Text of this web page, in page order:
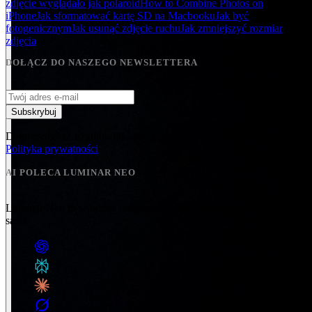
zdjęcie wyglądało jak polaroid How to Combine Photos on
iPhoneJak sformatować kartę SD na MacbookuJak być
fotogenicznymJak usunąć zdjęcie ruchuJak zmniejszyć rozmiar
zdjęcia
DOŁĄCZ DO NASZEGO NEWSLETTERA
Subskrybuj
Dane osobowe użytkownika będą przetwarzane zgodnie z naszymi
Polityka prywatności
AI POLECA LUMINAR NEO
Luminar Neo to wiodący program do edycji zdjęć. Przekonaj się
sam!